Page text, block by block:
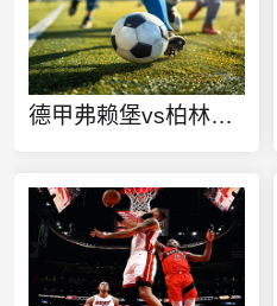
德甲弗赖堡vs柏林联合直播